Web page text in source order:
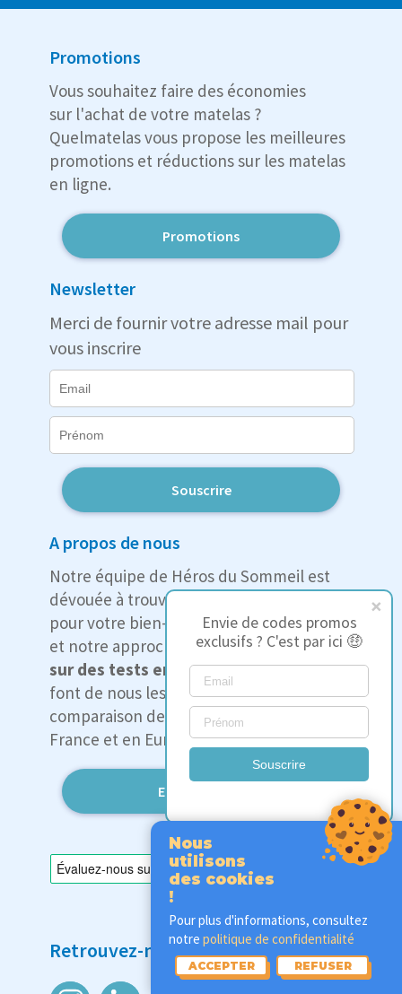
Envie de codes promos
exclusifs ? C'est par ici 🤑
Souscrire
Promotions
Vous souhaitez faire des économies
sur l'achat de votre matelas ?
Quelmatelas vous propose les meilleures
promotions et réductions sur les matelas
en ligne.
Promotions
Newsletter
Merci de fournir votre adresse mail pour
vous inscrire
Souscrire
A propos de nous
Notre équipe de Héros du Sommeil est
dévouée à trouver les meilleurs produits
pour votre bien-être : notre expertise
et notre approche indépendantebasée
sur des tests en conditions réelles,
font de nous les leaders de la
comparaison de produits de literie en
France et en Europe.
En savoir plus
Retrouvez-nous sur
Nous
utilisons
des cookies
!
Pour plus d'informations, consultez
notre politique de confidentialité
ACCEPTER REFUSER